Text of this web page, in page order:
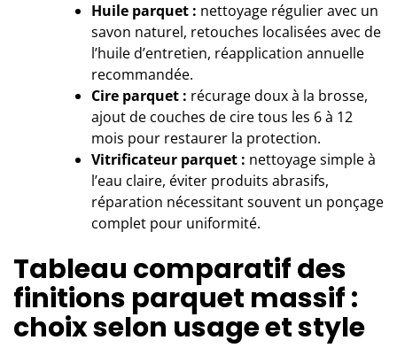
Huile parquet : nettoyage régulier avec un
savon naturel, retouches localisées avec de
l’huile d’entretien, réapplication annuelle
recommandée.
Cire parquet : récurage doux à la brosse,
ajout de couches de cire tous les 6 à 12
mois pour restaurer la protection.
Vitrificateur parquet : nettoyage simple à
l’eau claire, éviter produits abrasifs,
réparation nécessitant souvent un ponçage
complet pour uniformité.
Tableau comparatif des
finitions parquet massif :
choix selon usage et style